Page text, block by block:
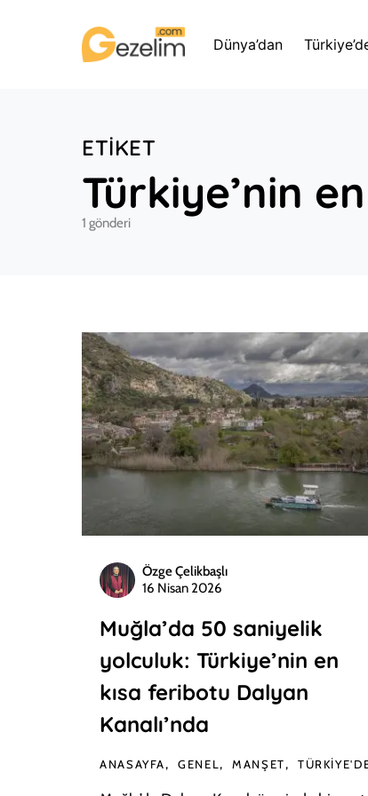
Dünya’dan
ETIKET
Türkiye’nin
1 gönderi
Özge Çelikbaşlı
16 Nisan 2026
Muğla’da 50 saniyelik
yolculuk: Türkiye’nin en
kısa feribotu Dalyan
Kanalı’nda
ANASAYFA GENEL MANŞET